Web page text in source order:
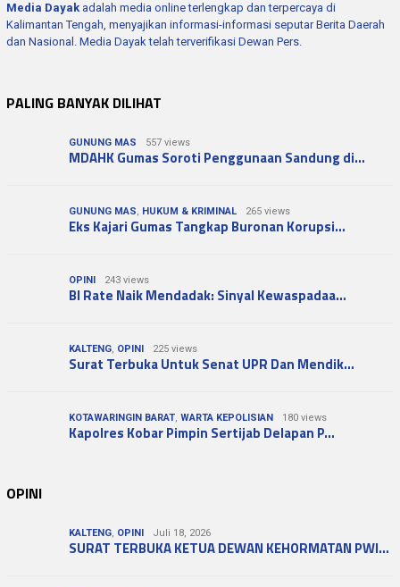
Media Dayak adalah media online terlengkap dan terpercaya di
Kalimantan Tengah, menyajikan informasi-informasi seputar Berita Daerah
dan Nasional. Media Dayak telah terverifikasi Dewan Pers.
PALING BANYAK DILIHAT
GUNUNG MAS 557 views
MDAHK Gumas Soroti Penggunaan Sandung di…
GUNUNG MAS, HUKUM & KRIMINAL 265 views
Eks Kajari Gumas Tangkap Buronan Korupsi…
OPINI 243 views
BI Rate Naik Mendadak: Sinyal Kewaspadaa…
KALTENG, OPINI 225 views
Surat Terbuka Untuk Senat UPR Dan Mendik…
KOTAWARINGIN BARAT, WARTA KEPOLISIAN 180 views
Kapolres Kobar Pimpin Sertijab Delapan P…
OPINI
KALTENG, OPINI Juli 18, 2026
SURAT TERBUKA KETUA DEWAN KEHORMATAN PWI…